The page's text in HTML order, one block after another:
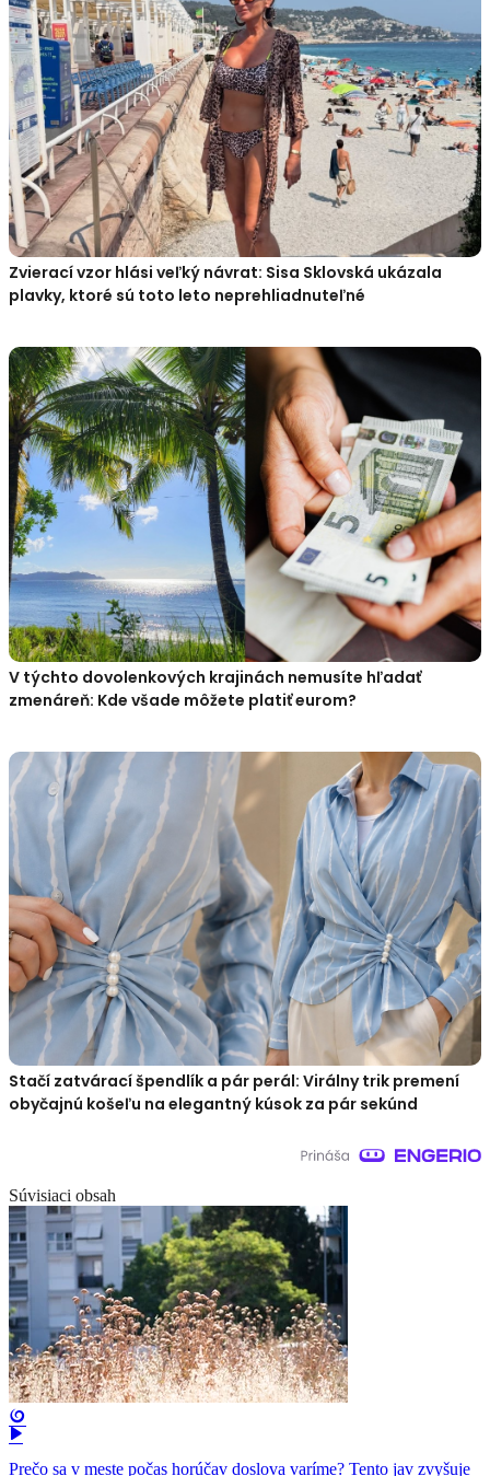
Zvierací vzor hlási veľký návrat: Sisa Sklovská ukázala
plavky, ktoré sú toto leto neprehliadnuteľné
V týchto dovolenkových krajinách nemusíte hľadať
zmenáreň: Kde všade môžete platiť eurom?
Stačí zatvárací špendlík a pár perál: Virálny trik premení
obyčajnú košeľu na elegantný kúsok za pár sekúnd
Súvisiaci obsah
Prečo sa v meste počas horúčav doslova varíme? Tento jav zvyšuje